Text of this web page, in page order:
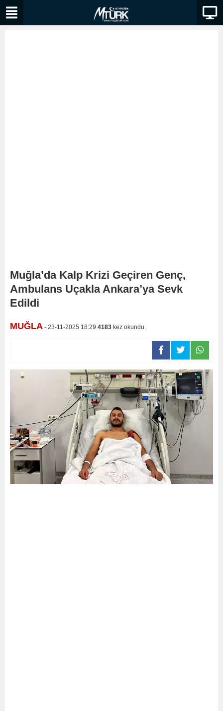
Muğla’da Kalp Krizi Geçiren Genç,
Ambulans Uçakla Ankara’ya Sevk
Edildi
MUĞLA - 23-11-2025 18:29 4183 kez okundu.